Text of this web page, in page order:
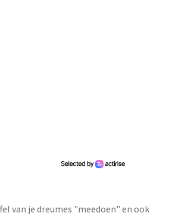
van je dreumes "meedoen" en ook